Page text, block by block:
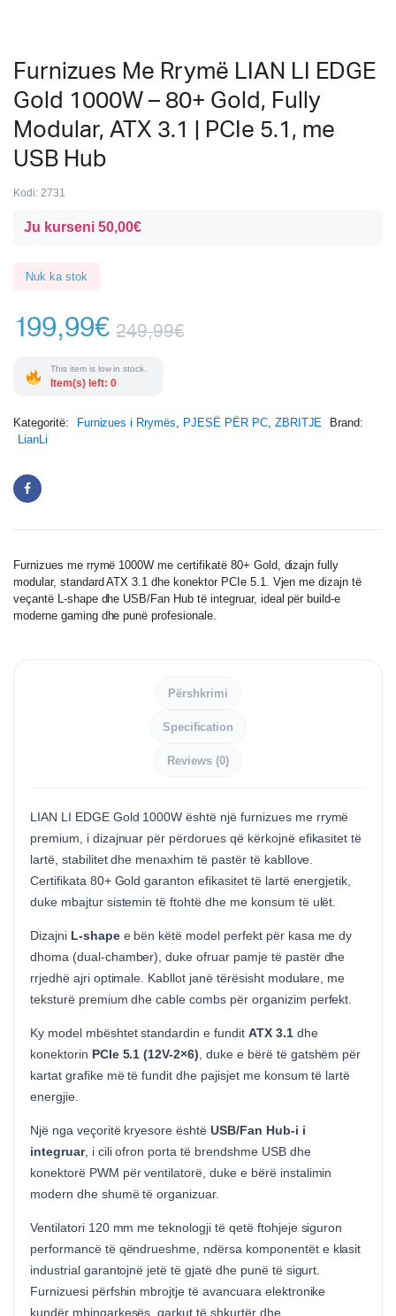
Furnizues Me Rrymë LIAN LI EDGE
Gold 1000W – 80+ Gold, Fully
Modular, ATX 3.1 | PCIe 5.1, me
USB Hub
Kodi: 2731
Ju kurseni 50,00€
Nuk ka stok
249,99€
199,99€
This item is low in stock.
Item(s) left: 0
Kategoritë: Furnizues i Rrymës, PJESË PËR PC, ZBRITJE
Brand:
LianLi
Furnizues me rrymë 1000W me certifikatë 80+ Gold, dizajn fully
modular, standard ATX 3.1 dhe konektor PCIe 5.1. Vjen me dizajn të
veçantë L-shape dhe USB/Fan Hub të integruar, ideal për build-e
moderne gaming dhe punë profesionale.
Përshkrimi
Specification
Reviews (0)
LIAN LI EDGE Gold 1000W është një furnizues me rrymë
premium, i dizajnuar për përdorues që kërkojnë efikasitet të
lartë, stabilitet dhe menaxhim të pastër të kabllove.
Certifikata 80+ Gold garanton efikasitet të lartë energjetik,
duke mbajtur sistemin të ftohtë dhe me konsum të ulët.
Dizajni L-shapee bën këtë model perfekt për kasa me dy
dhoma (dual-chamber), duke ofruar pamje të pastër dhe
rrjedhë ajri optimale. Kabllot janë tërësisht modulare, me
teksturë premium dhe cable combs për organizim perfekt.
Ky model mbështet standardin e fundit ATX 3.1dhe
konektorin PCIe 5.1 (12V-2×6) , duke e bërë të gatshëm për
kartat grafike më të fundit dhe pajisjet me konsum të lartë
energjie.
Një nga veçoritë kryesore ështëUSB/Fan Hub-i i
integruar, i cili ofron porta të brendshme USB dhe
konektorë PWM për ventilatorë, duke e bërë instalimin
modern dhe shumë të organizuar.
Ventilatori 120 mm me teknologji të qetë ftohjeje siguron
performancë të qëndrueshme, ndërsa komponentët e klasit
industrial garantojnë jetë të gjatë dhe punë të sigurt.
Furnizuesi përfshin mbrojtje të avancuara elektronike
kundër mbingarkesës, qarkut të shkurtër dhe